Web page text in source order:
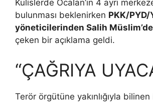
Kulislerde Öcalan’ın 4 ayrı
bulunması beklenirken PKK/PYD/
yöneticilerinden Salih
çeken bir açıklama geldi.
“ÇAĞRIYA
Terör örgütüne yakınlığıyla